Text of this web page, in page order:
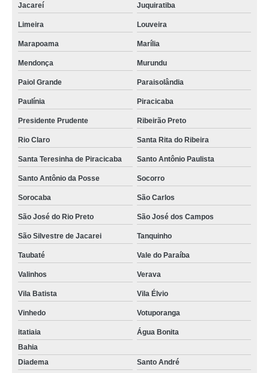
Jacareí Juquiratiba
Limeira Louveira
Marapoama Marília
Mendonça Murundu
Paiol Grande Paraisolândia
Paulínia Piracicaba
Presidente Prudente Ribeirão Preto
Rio Claro Santa Rita do Ribeira
Santa Teresinha de Piracicaba Santo Antônio Paulista
Santo Antônio da Posse Socorro
Sorocaba São Carlos
São José do Rio Preto São José dos Campos
São Silvestre de Jacarei Tanquinho
Taubaté Vale do Paraíba
Valinhos Verava
Vila Batista Vila Élvio
Vinhedo Votuporanga
itatiaia
Água Bonita
Bahia
Diadema
Santo André